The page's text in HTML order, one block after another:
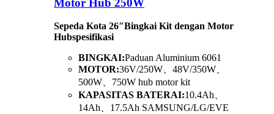
Sepeda Kota 26″Bingkai Kit dengan Motor
Hubspesifikasi
BINGKAI:Paduan Aluminium 6061
MOTOR:36V/250W、48V/350W、
500W、750W hub motor kit
KAPASITAS BATERAI:10.4Ah、
14Ah、17.5Ah SAMSUNG/LG/EVE